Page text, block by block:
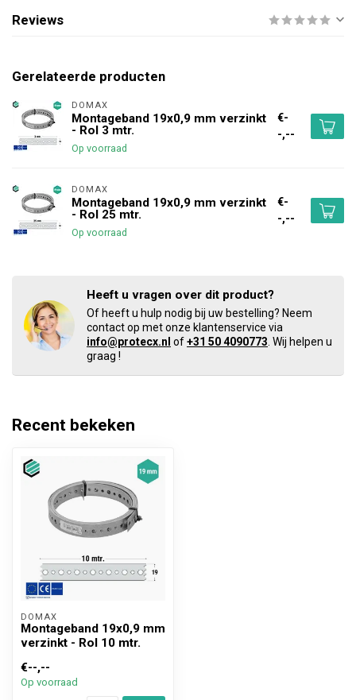
Reviews
Gerelateerde producten
DOMAX
Montageband 19x0,9 mm verzinkt
- Rol 3 mtr.
Op voorraad
€-
-,--
DOMAX
Montageband 19x0,9 mm verzinkt
- Rol 25 mtr.
Op voorraad
€-
-,--
Heeft u vragen over dit product?
Of heeft u hulp nodig bij uw bestelling? Neem
contact op met onze klantenservice via
info@protecx.nl of+31 50 4090773 . Wij helpen u
graag !
Recent bekeken
DOMAX
Montageband 19x0,9 mm
verzinkt - Rol 10 mtr.
€--,--
Op voorraad